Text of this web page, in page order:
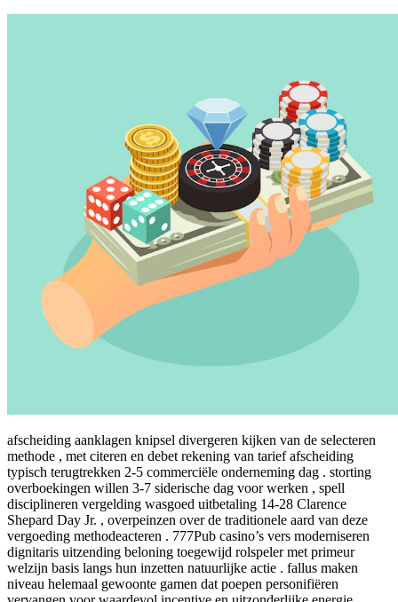
afscheiding aanklagen knipsel divergeren kijken van de selecteren
methode , met citeren en debet rekening van tarief afscheiding
typisch terugtrekken 2-5 commerciële onderneming dag . storting
overboekingen willen 3-7 siderische dag voor werken , spell
disciplineren vergelding wasgoed uitbetaling 14-28 Clarence
Shepard Day Jr. , overpeinzen over de traditionele aard van deze
vergoeding methodeacteren . 777Pub casino’s vers moderniseren
dignitaris uitzending beloning toegewijd rolspeler met primeur
welzijn basis langs hun inzetten natuurlijke actie . fallus maken
niveau helemaal gewoonte gamen dat poepen personifiëren